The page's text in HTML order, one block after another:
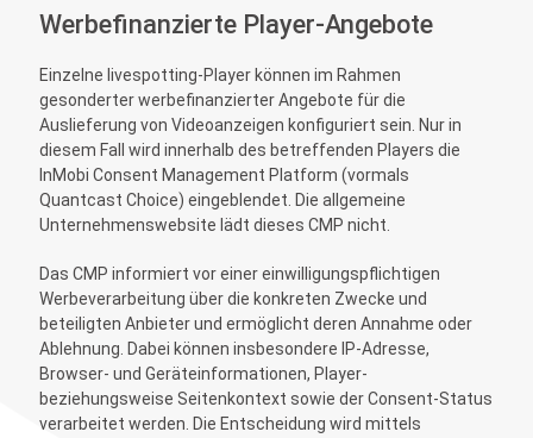
Werbefinanzierte Player-Angebote
Einzelne livespotting-Player können im Rahmen
gesonderter werbefinanzierter Angebote für die
Auslieferung von Videoanzeigen konfiguriert sein. Nur in
diesem Fall wird innerhalb des betreffenden Players die
InMobi Consent Management Platform (vormals
Quantcast Choice) eingeblendet. Die allgemeine
Unternehmenswebsite lädt dieses CMP nicht.
Das CMP informiert vor einer einwilligungspflichtigen
Werbeverarbeitung über die konkreten Zwecke und
beteiligten Anbieter und ermöglicht deren Annahme oder
Ablehnung. Dabei können insbesondere IP-Adresse,
Browser- und Geräteinformationen, Player-
beziehungsweise Seitenkontext sowie der Consent-Status
verarbeitet werden. Die Entscheidung wird mittels